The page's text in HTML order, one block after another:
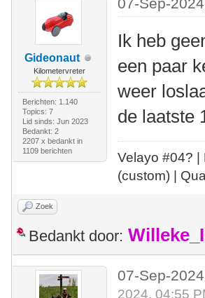
Gideonaut
Kilometervreter
Berichten: 1.140
Topics: 7
Lid sinds: Jun 2023
Bedankt: 2
2207 x bedankt in
1109 berichten
Ik heb
een paar
weer
de laatste
Velayo #04?
(custom) |
Zoek
Bedankt door:
07-Sep-
2024, 04:55